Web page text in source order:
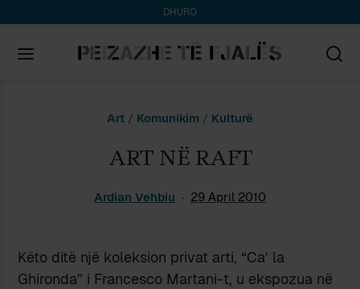
DHURO
Art / Komunikim / Kulturë
ART NË RAFT
Ardian Vehbiu 29 April 2010
Këto ditë një koleksion privat arti, “Ca’ la
Ghironda” i Francesco Martani-t, u ekspozua në